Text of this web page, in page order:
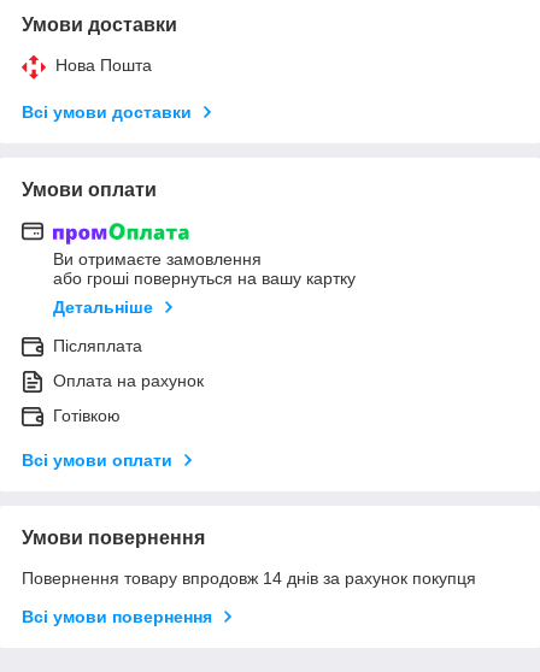
Умови доставки
Нова Пошта
Всі умови доставки
Умови оплати
Ви отримаєте замовлення
або гроші повернуться на вашу картку
Детальніше
Післяплата
Оплата на рахунок
Готівкою
Всі умови оплати
Умови повернення
Повернення товару впродовж 14 днів за рахунок покупця
Всі умови повернення